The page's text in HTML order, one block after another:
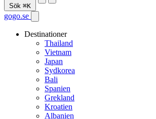
Sök ⌘K
gogo.se
Destinationer
Thailand
Vietnam
Japan
Sydkorea
Bali
Spanien
Grekland
Kroatien
Albanien